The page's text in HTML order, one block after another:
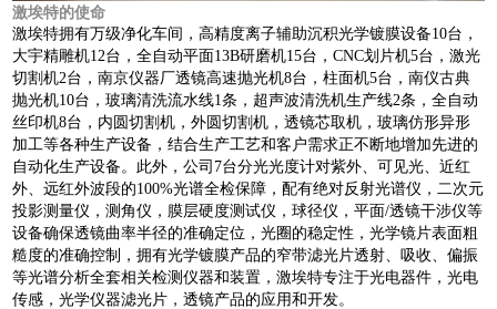
激埃特的使命
激埃特拥有万级净化车间，高精度离子辅助沉积光学镀膜设备10台，
大宇精雕机12台，全自动平面13B研磨机15台，CNC划片机5台，激光
切割机2台，南京仪器厂透镜高速抛光机8台，柱面机5台，南仪古典
抛光机10台，玻璃清洗流水线1条，超声波清洗机生产线2条，全自动
丝印机8台，内圆切割机，外圆切割机，透镜芯取机，玻璃仿形异形
加工等各种生产设备，结合生产工艺和客户需求正不断地增加先进的
自动化生产设备。此外，公司7台分光光度计对紫外、可见光、近红
外、远红外波段的100%光谱全检保障，配有绝对反射光谱仪，二次元
投影测量仪，测角仪，膜层硬度测试仪，球径仪，平面/透镜干涉仪等
设备确保透镜曲率半径的准确定位，光圈的稳定性，光学镜片表面粗
糙度的准确控制，拥有光学镀膜产品的窄带滤光片透射、吸收、偏振
等光谱分析全套相关检测仪器和装置，激埃特专注于光电器件，光电
传感，光学仪器滤光片，透镜产品的应用和开发。